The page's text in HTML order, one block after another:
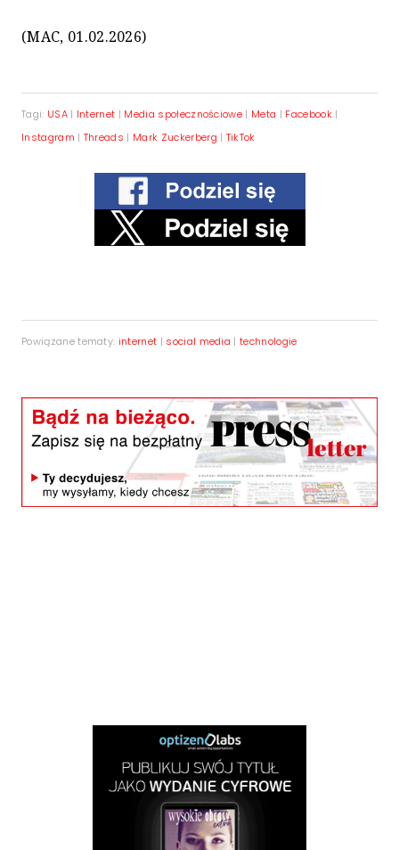
(MAC, 01.02.2026)
Tagi: USA | Internet | Media społecznościowe | Meta | Facebook |
Instagram | Threads | Mark Zuckerberg | TikTok
Powiązane tematy: internet | social media |technologie